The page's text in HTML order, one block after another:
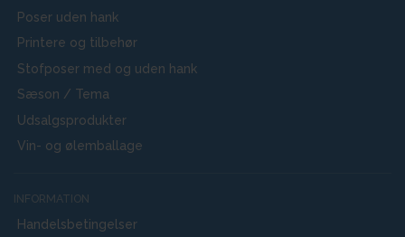
Poser uden hank
Printere og tilbehør
Stofposer med og uden hank
Sæson / Tema
Udsalgsprodukter
Vin- og ølemballage
INFORMATION
Handelsbetingelser